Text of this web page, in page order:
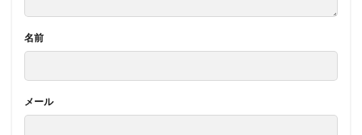
名前
メール